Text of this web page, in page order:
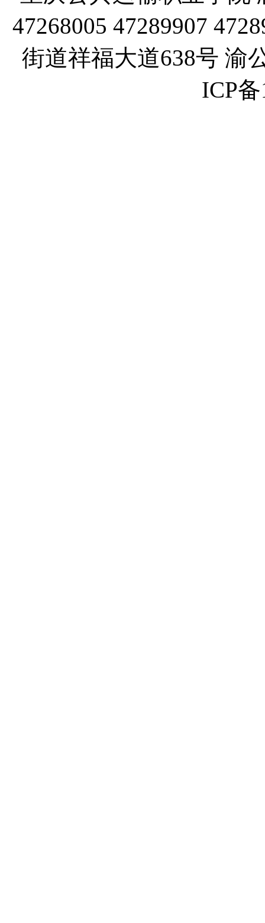
47268005 47289907
街道祥福大道638号 渝
ICP